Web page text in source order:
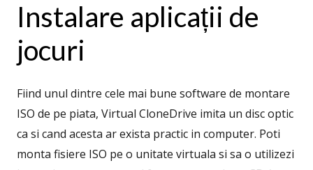
Instalare aplicații de
jocuri
Fiind unul dintre cele mai bune software de montare
ISO de pe piata, Virtual CloneDrive imita un disc optic
ca si cand acesta ar exista practic in computer. Poti
monta fisiere ISO pe o unitate virtuala si sa o utilizezi